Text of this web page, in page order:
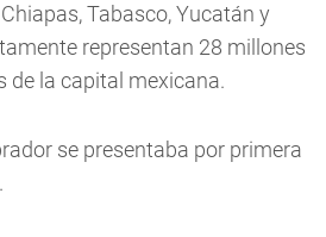
Tabasco, Yucatán y
representan 28 millones
de la capital mexicana.
se presentaba por primera